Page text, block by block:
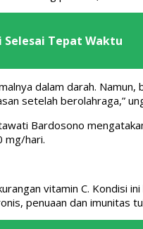
Tepat Waktu
dalam darah.
setelah berolahraga,”
Bardosono
mg/hari.
vitamin C. Kondisi
penuaan dan imunitas